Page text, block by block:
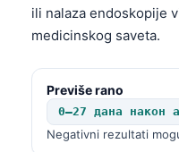
ili nalaza endoskopije
medicinskog saveta.
Previše rano
0–27 дана након
Negativni rezultati
ಕನ್ನಡ
മലയാളം
Bahasa Melayu
Tiếng Việt
Tagalog